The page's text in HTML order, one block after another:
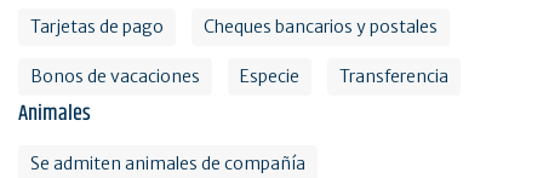
Tarjetas de pago Cheques bancarios y postales
Bonos de vacaciones Especie Transferencia
Animales
Se admiten animales de compañía